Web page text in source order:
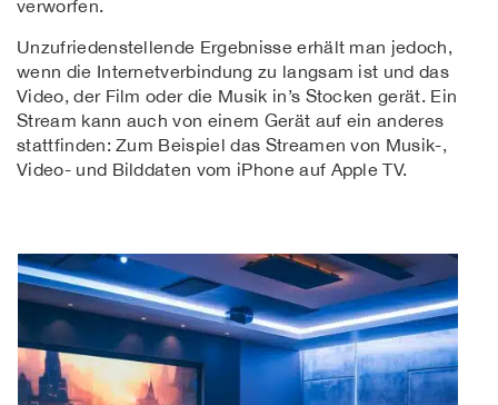
verworfen.
Unzufriedenstellende Ergebnisse erhält man jedoch,
wenn die Internetverbindung zu langsam ist und das
Video, der Film oder die Musik in’s Stocken gerät. Ein
Stream kann auch von einem Gerät auf ein anderes
stattfinden: Zum Beispiel das Streamen von Musik-,
Video- und Bilddaten vom iPhone auf Apple TV.